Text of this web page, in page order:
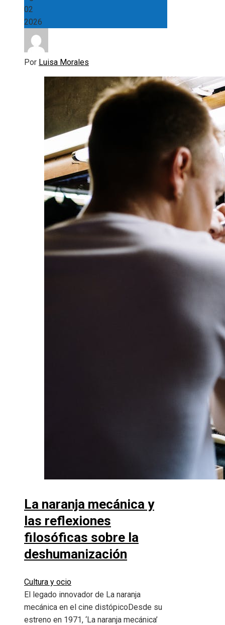
02
2026
Por Luisa Morales
La naranja mecánica y
las reflexiones
filosóficas sobre la
deshumanización
Cultura y ocio
El legado innovador de La naranja
mecánica en el cine distópicoDesde su
estreno en 1971, ‘La naranja mecánica’